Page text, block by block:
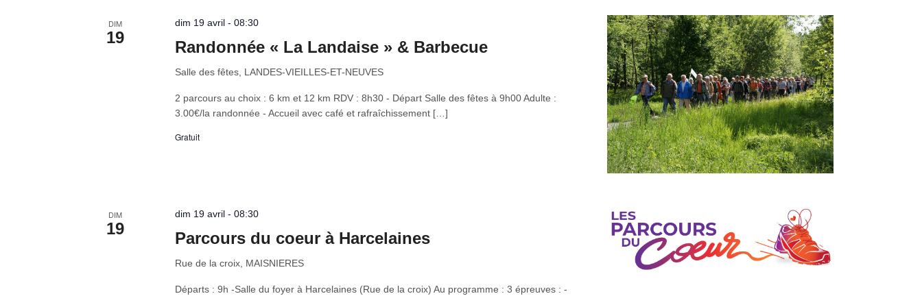
DIM
19
dim 19 avril - 08:30
Randonnée « La Landaise » & Barbecue
Salle des fêtes, LANDES-VIEILLES-ET-NEUVES
2 parcours au choix : 6 km et 12 km RDV : 8h30 - Départ Salle des fêtes à 9h00 Adulte :
3.00€/la randonnée - Accueil avec café et rafraîchissement […]
Gratuit
DIM
19
dim 19 avril - 08:30
Parcours du coeur à Harcelaines
Rue de la croix, MAISNIERES
Départs : 9h -Salle du foyer à Harcelaines (Rue de la croix) Au programme : 3 épreuves : -